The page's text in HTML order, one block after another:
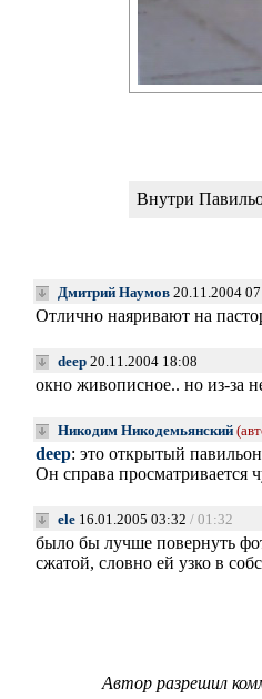
Внутри
Дмитрий Наумов 20.11.2004
Отлично наяривают на
deep 20.11.2004 18:08
окно живописное.. но из-за
Никодим Никодемьянский
deep: это открытый
Он справа просматривается
ele 16.01.2005 03:32 / 01:32
было бы лучше повернуть
сжатой, словно ей узко в
Автор разрешил